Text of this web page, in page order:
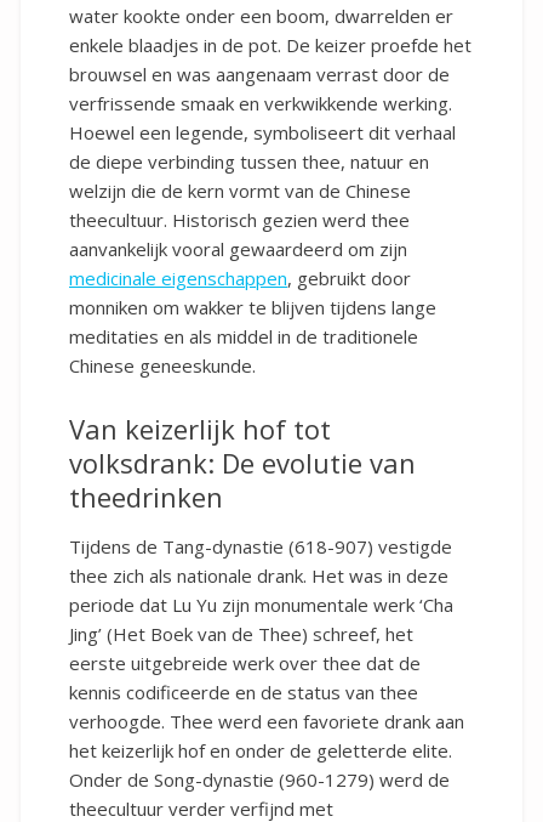
water kookte onder een boom, dwarrelden er
enkele blaadjes in de pot. De keizer proefde het
brouwsel en was aangenaam verrast door de
verfrissende smaak en verkwikkende werking.
Hoewel een legende, symboliseert dit verhaal
de diepe verbinding tussen thee, natuur en
welzijn die de kern vormt van de Chinese
theecultuur. Historisch gezien werd thee
aanvankelijk vooral gewaardeerd om zijn
medicinale eigenschappen, gebruikt door
monniken om wakker te blijven tijdens lange
meditaties en als middel in de traditionele
Chinese geneeskunde.
Van keizerlijk hof tot
volksdrank: De evolutie van
theedrinken
Tijdens de Tang-dynastie (618-907) vestigde
thee zich als nationale drank. Het was in deze
periode dat Lu Yu zijn monumentale werk ‘Cha
Jing’ (Het Boek van de Thee) schreef, het
eerste uitgebreide werk over thee dat de
kennis codificeerde en de status van thee
verhoogde. Thee werd een favoriete drank aan
het keizerlijk hof en onder de geletterde elite.
Onder de Song-dynastie (960-1279) werd de
theecultuur verder verfijnd met